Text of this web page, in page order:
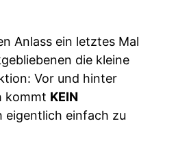
Anlass ein letztes Mal
die kleine
Vor und hinter
kommt KEIN
eigentlich einfach zu